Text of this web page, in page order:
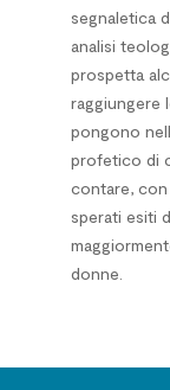
segnaletica
analisi
prospetta
raggiungere
pongono
profetico di
contare, con
sperati esiti
donne.